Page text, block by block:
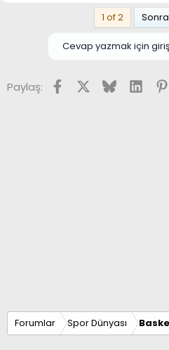
1 of 2
Cevap yazmak için
Paylaş: FacebookX (Twitter)
Bluesky
Forumlar Spor Dünyası